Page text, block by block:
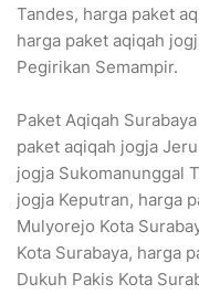
Tandes, harga paket
harga paket aqiqah
Pegirikan Semampir.
Paket Aqiqah
paket aqiqah jogja
jogja Sukomanunggal
jogja Keputran, harga
Mulyorejo Kota
Kota Surabaya, harga
Dukuh Pakis Kota